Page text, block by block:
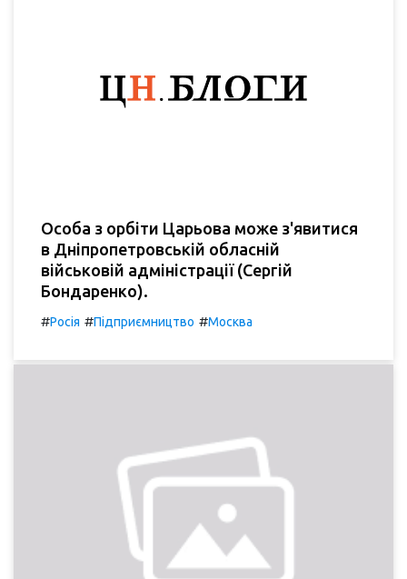
Особа з орбіти Царьова може з'явитися
в Дніпропетровській обласній
військовій адміністрації (Сергій
Бондаренко).
#Росія #Підприємництво #Москва